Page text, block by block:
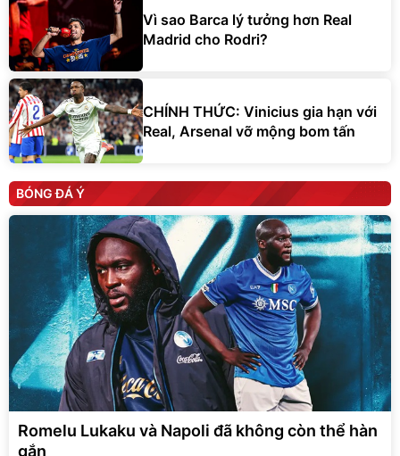
Vì sao Barca lý tưởng hơn Real
Madrid cho Rodri?
CHÍNH THỨC: Vinicius gia hạn với
Real, Arsenal vỡ mộng bom tấn
BÓNG ĐÁ Ý
Romelu Lukaku và Napoli đã không còn thể hàn
gắn